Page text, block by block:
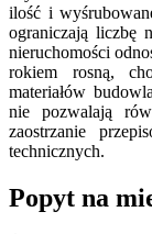
ilość i
ograniczają liczbę
nieruchomości
rokiem rosną,
materiałów
nie pozwalają
zaostrzanie
technicznych.
Popyt na